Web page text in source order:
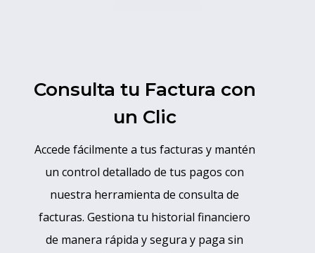
Consulta tu Factura con
un Clic
Accede fácilmente a tus facturas y mantén
un control detallado de tus pagos con
nuestra herramienta de consulta de
facturas. Gestiona tu historial financiero
de manera rápida y segura y paga sin